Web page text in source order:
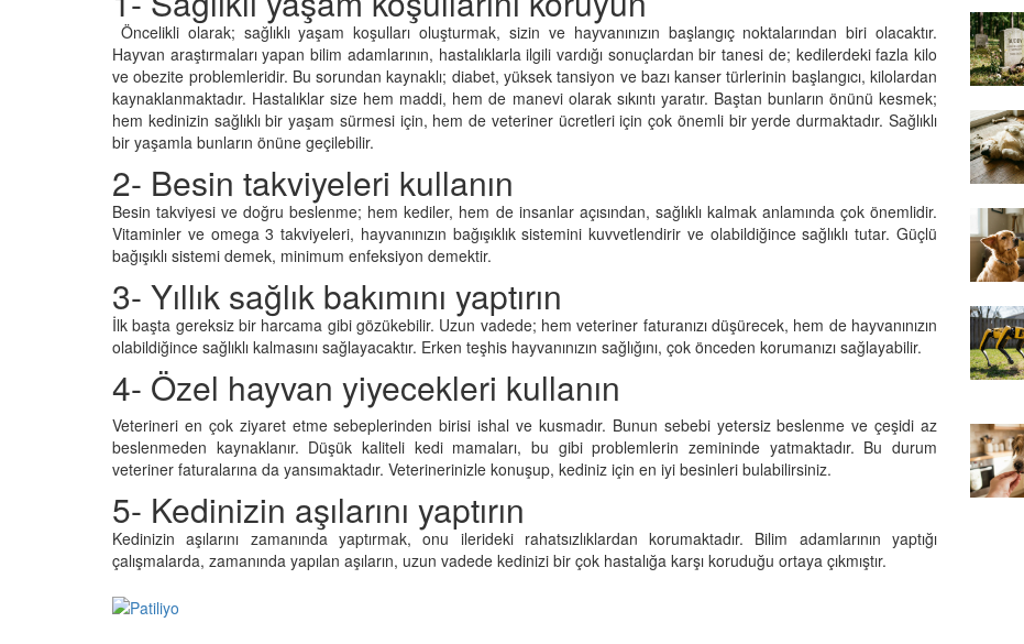
Öncelikli olarak; sağlıklı yaşam koşulları oluşturmak, sizin ve hayvanınızın başlangıç noktalarından biri olacaktır.
Hayvan araştırmaları yapan bilim adamlarının, hastalıklarla ilgili vardığı sonuçlardan bir tanesi de; kedilerdeki fazla kilo
ve obezite problemleridir. Bu sorundan kaynaklı; diabet, yüksek tansiyon ve bazı kanser türlerinin başlangıcı, kilolardan
kaynaklanmaktadır. Hastalıklar size hem maddi, hem de manevi olarak sıkıntı yaratır. Baştan bunların önünü kesmek;
hem kedinizin sağlıklı bir yaşam sürmesi için, hem de veteriner ücretleri için çok önemli bir yerde durmaktadır. Sağlıklı
bir yaşamla bunların önüne geçilebilir.
2- Besin takviyeleri kullanın
Besin takviyesi ve doğru beslenme; hem kediler, hem de insanlar açısından, sağlıklı kalmak anlamında çok önemlidir.
Vitaminler ve omega 3 takviyeleri, hayvanınızın bağışıklık sistemini kuvvetlendirir ve olabildiğince sağlıklı tutar. Güçlü
bağışıklı sistemi demek, minimum enfeksiyon demektir.
3- Yıllık sağlık bakımını yaptırın
İlk başta gereksiz bir harcama gibi gözükebilir. Uzun vadede; hem veteriner faturanızı düşürecek, hem de hayvanınızın
olabildiğince sağlıklı kalmasını sağlayacaktır. Erken teşhis hayvanınızın sağlığını, çok önceden korumanızı sağlayabilir.
4- Özel hayvan yiyecekleri kullanın
Veterineri en çok ziyaret etme sebeplerinden birisi ishal ve kusmadır. Bunun sebebi yetersiz beslenme ve çeşidi az
beslenmeden kaynaklanır. Düşük kaliteli kedi mamaları, bu gibi problemlerin zemininde yatmaktadır. Bu durum
veteriner faturalarına da yansımaktadır. Veterinerinizle konuşup, kediniz için en iyi besinleri bulabilirsiniz.
5- Kedinizin aşılarını yaptırın
Kedinizin aşılarını zamanında yaptırmak, onu ilerideki rahatsızlıklardan korumaktadır. Bilim adamlarının yaptığı
çalışmalarda, zamanında yapılan aşıların, uzun vadede kedinizi bir çok hastalığa karşı koruduğu ortaya çıkmıştır.
Neler
Niyetli İnsanları
Boş Duvara
ve Etkili
Köpeklerden İnsanlara
Geçebilen Parazitler: Kapsamlı
Rehber ve Korunma Yöntemleri
23.10.2025
Çiftlik Kültürü: “Çoban
Köpeklerinin Sürülerdeki
Vazgeçilmez Rolü”
22.10.2025
Tarihte Askeri Köpekler ve
Dört Ayaklı Kahramanları
19.10.2025
Köpek Sağlığı: “Köpeklerde
Kulak İltihabı: Belirtileri ve
Tedavi Yöntemleri”
19.10.2025
Sağlıklı Zayıflama Yöntemleri
15.10.2025
Köpeklerde Kulak ve Göz
Temizliği: Adım Adım Rehber
15.10.2025
Köpek Sporları: Agility Nedir?
Ev Yapımı Köpek Mamaları:
Oyun ve Eğitim: “Köpekler İçin
Köpeklerin mi Ağızları Daha
Temiz, İnsanların mı? Bilim Ne